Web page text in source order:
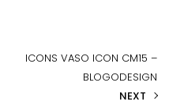
ICONS VASO ICON CM15 –
BLOGODESIGN
NEXT